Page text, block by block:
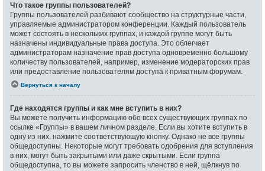
Что такое группы пользователей?
Группы пользователей разбивают сообщество на структурные части,
управляемые администратором конференции. Каждый пользователь
может состоять в нескольких группах, и каждой группе могут быть
назначены индивидуальные права доступа. Это облегчает
администраторам назначение прав доступа одновременно большому
количеству пользователей, например, изменение модераторских прав
или предоставление пользователям доступа к приватным форумам.
Вернуться к началу
Где находятся группы и как мне вступить в них?
Вы можете получить информацию обо всех существующих группах по
ссылке «Группы» в вашем личном разделе. Если вы хотите вступить в
одну из них, нажмите соответствующую кнопку. Однако не все группы
общедоступны. Некоторые могут требовать одобрения для вступления
в них, могут быть закрытыми или даже скрытыми. Если группа
общедоступна, то вы можете запросить членство в ней, щёлкнув по